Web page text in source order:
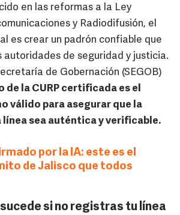
en las reformas a la Ley
y Radiodifusión, el
es crear un padrón confiable que
autoridades de seguridad y justicia.
de Gobernación (SEGOB)
de la CURP certificada es el
válido para asegurar que la
sea auténtica y verificable.
por la IA: este es el
de Jalisco que todos
si no registras tu línea